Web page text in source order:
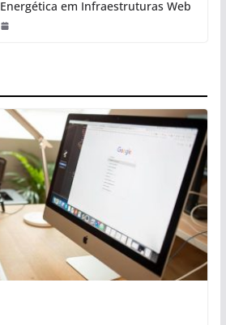
Energética em Infraestruturas Web